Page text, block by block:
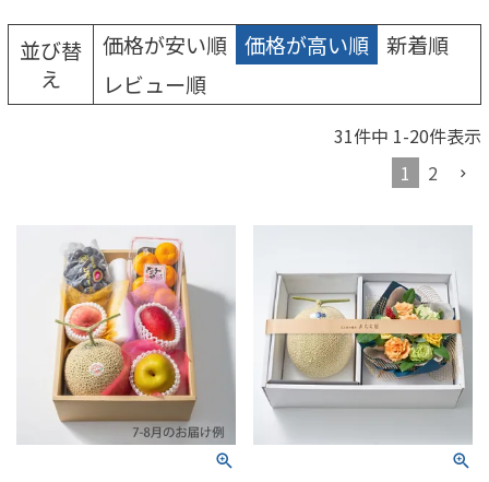
並び替
え
価格が安い順 価格が高い順
新着順
レビュー順
31件中 1-20件表示
1
2